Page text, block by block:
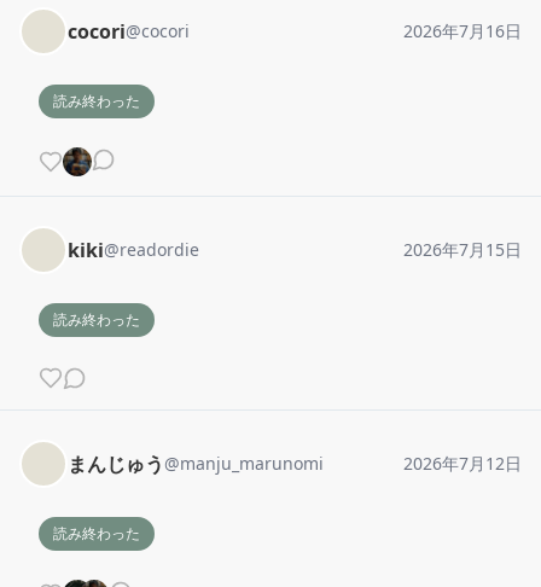
cocori@cocori 2026年7月16日
読み終わった
kiki@readordie 2026年7月15日
読み終わった
まんじゅう @manju_marunomi 2026年7月12日
読み終わった